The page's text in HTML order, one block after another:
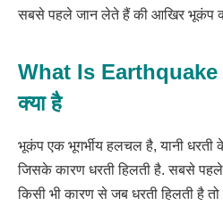
सबसे पहले जान लेते हैं की आखिर भूकंप
What Is
क्या है
भूकंप एक भूगर्भीय हलचल है, यानी
जिसके कारण धरती हिलती है. सबसे
किसी भी कारण से जब धरती हिलती है